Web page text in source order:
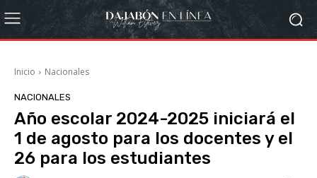
Inicio Nacionales
NACIONALES
Año escolar 2024-2025 iniciará el
1 de agosto para los docentes y el
26 para los estudiantes